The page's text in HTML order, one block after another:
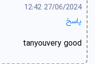
27/06/2024 12:42
پاسخ
tanyouvery good